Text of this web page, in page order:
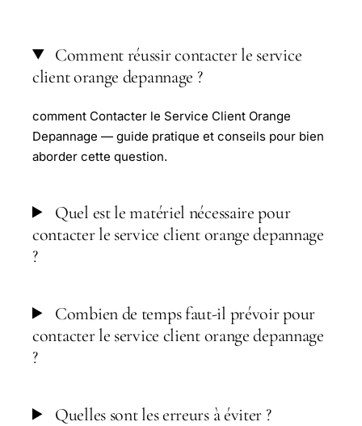
Comment réussir contacter le service
client orange depannage ?
comment Contacter le Service Client Orange
Depannage — guide pratique et conseils pour bien
aborder cette question.
Quel est le matériel nécessaire pour
contacter le service client orange depannage
?
Combien de temps faut-il prévoir pour
contacter le service client orange depannage
?
Quelles sont les erreurs à éviter ?